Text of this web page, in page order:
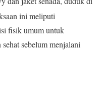
ini meliputi
fisik umum untuk
sebelum menjalani